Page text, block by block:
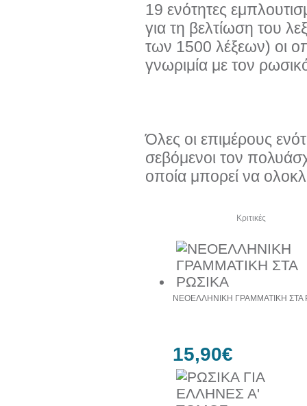
19 ενότητες
για τη βελτίωση του
των 1500 λέξεων) οι
γνωριμία με τον
Όλες οι επιμέρους
σεβόμενοι τον
οποία μπορεί να
Κριτικές
ΝΕΟΕΛΛΗΝΙΚΗ ΓΡΑΜΜΑΤΙΚΗ ΣΤΑ
15,90€